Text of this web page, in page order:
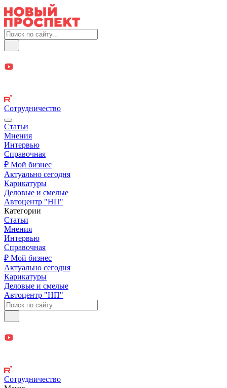
Сотрудничество
Статьи
Мнения
Интервью
Справочная
₽ Мой бизнес
Актуально сегодня
Карикатуры
Деловые и смелые
Автоцентр "НП"
Категории
Статьи
Мнения
Интервью
Справочная
₽ Мой бизнес
Актуально сегодня
Карикатуры
Деловые и смелые
Автоцентр "НП"
Сотрудничество